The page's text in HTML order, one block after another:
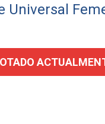
Universal